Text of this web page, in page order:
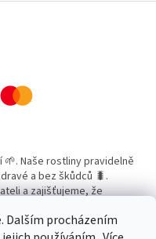
Dalším procházením
Naše rostliny pravidelně
a bez škůdců 🐛.
a zajišťujeme, že